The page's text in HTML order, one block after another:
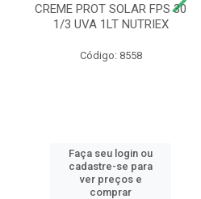
CREME PROT SOLAR FPS 30
1/3 UVA 1LT NUTRIEX
Código: 8558
Faça seu login ou
cadastre-se para
ver preços e
comprar